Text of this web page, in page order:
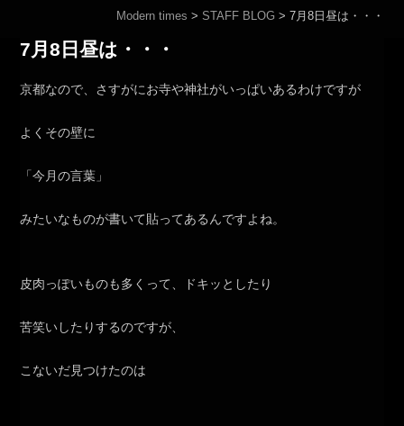
Modern times > STAFF BLOG > 7月8日昼は・・・
7月8日昼は・・・
京都なので、さすがにお寺や神社がいっぱいあるわけですが
よくその壁に
「今月の言葉」
みたいなものが書いて貼ってあるんですよね。
皮肉っぽいものも多くって、ドキッとしたり
苦笑いしたりするのですが、
こないだ見つけたのは